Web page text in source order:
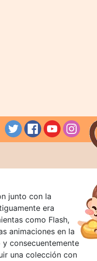
junto con la
era
como Flash,
animaciones en la
consecuentemente
una colección con